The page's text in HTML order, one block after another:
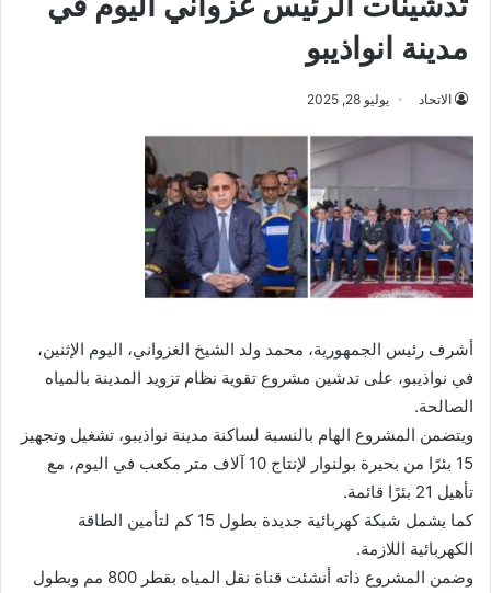
مدينة انواذيبو
الاتحاد يوليو 28, 2025
أشرف رئيس الجمهورية، محمد ولد الشيخ الغزواني، اليوم الإثنين،
في نواذيبو، على تدشين مشروع تقوية نظام تزويد المدينة بالمياه
الصالحة.
ويتضمن المشروع الهام بالنسبة لساكنة مدينة نواذيبو، تشغيل وتجهيز
15 بئرًا من بحيرة بولنوار لإنتاج 10 آلاف متر مكعب في اليوم، مع
تأهيل 21 بئرًا قائمة.
كما يشمل شبكة كهربائية جديدة بطول 15 كم لتأمين الطاقة
الكهربائية اللازمة.
وضمن المشروع ذاته أنشئت قناة نقل المياه بقطر 800 مم وبطول